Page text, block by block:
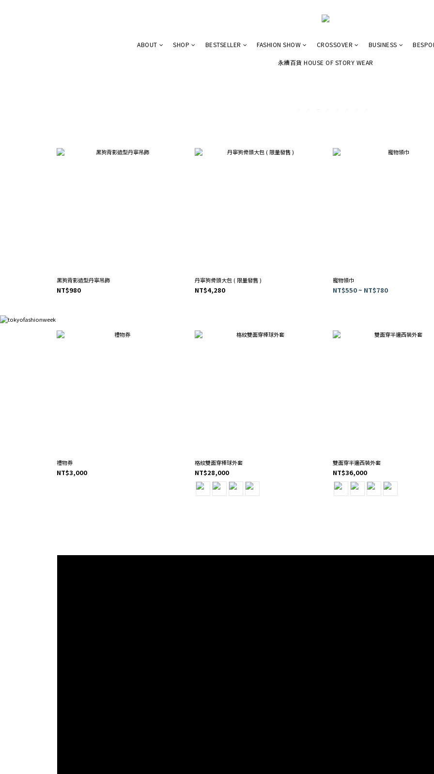
ABOUT SHOP BESTSELLER FASHION SHOW CROSSOVER BUSINESS
永續百貨 HOUSE OF STORY WEAR
黑狗背影造型丹寧吊飾
NT$980
丹寧狗骨頭大包 ( 限量發售 )
NT$4,280
寵物領巾
NT$550 ~ NT$780
禮物券
NT$3,000
格紋雙面穿棒球外套
NT$28,000
雙面穿半邊西裝外套
NT$36,000